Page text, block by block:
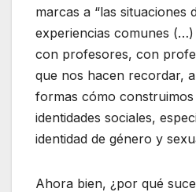
marcas a “las situaciones
experiencias comunes
con profesores, con
que nos hacen recordar,
formas cómo
identidades sociales,
identidad de género y
Ahora bien, ¿por qué